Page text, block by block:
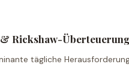
Rickshaw-Überteuerung
tägliche